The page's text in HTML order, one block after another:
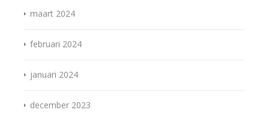
maart 2024
februari 2024
januari 2024
december 2023